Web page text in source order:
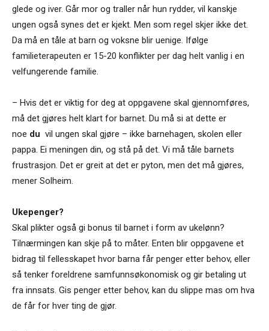
glede og iver. Går mor og traller når hun rydder, vil kanskje
ungen også synes det er kjekt. Men som regel skjer ikke det.
Da må en tåle at barn og voksne blir uenige. Ifølge
familieterapeuten er 15-20 konflikter per dag helt vanlig i en
velfungerende familie.
– Hvis det er viktig for deg at oppgavene skal gjennomføres,
må det gjøres helt klart for barnet. Du må si at dette er
noe du vil ungen skal gjøre – ikke barnehagen, skolen eller
pappa. Ei meningen din, og stå på det. Vi må tåle barnets
frustrasjon. Det er greit at det er pyton, men det må gjøres,
mener Solheim.
Ukepenger?
Skal plikter også gi bonus til barnet i form av ukelønn?
Tilnærmingen kan skje på to måter. Enten blir oppgavene et
bidrag til fellesskapet hvor barna får penger etter behov, eller
så tenker foreldrene samfunnsøkonomisk og gir betaling ut
fra innsats. Gis penger etter behov, kan du slippe mas om hva
de får for hver ting de gjør.